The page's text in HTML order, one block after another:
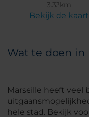
3.33km
Bekijk de kaart
Wat te doen in
Marseille heeft veel
hele stad. Bekijk